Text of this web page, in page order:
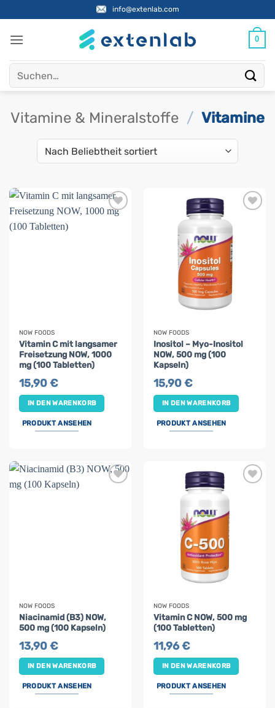
Inhalt
springen
info@extenlab.com
0
Suchen
nach:
Vitamine & Mineralstoffe / Vitamine
NOW FOODS
Vitamin C mit langsamer
Freisetzung NOW, 1000
mg (100 Tabletten)
15,90€
IN DEN WARENKORB
PRODUKT ANSEHEN
NOW FOODS
Inositol – Myo-Inositol
NOW, 500 mg (100
Kapseln)
15,90€
IN DEN WARENKORB
PRODUKT ANSEHEN
NOW FOODS
Niacinamid (B3) NOW,
500 mg (100 Kapseln)
13,90€
IN DEN WARENKORB
PRODUKT ANSEHEN
NOW FOODS
Vitamin C NOW, 500 mg
(100 Tabletten)
11,96€
IN DEN WARENKORB
PRODUKT ANSEHEN